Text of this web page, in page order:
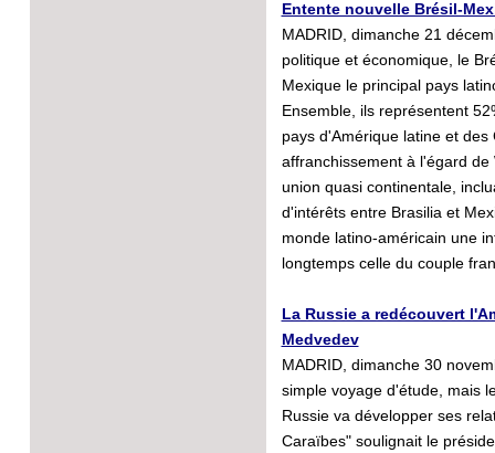
Entente nouvelle Brésil-
MADRID, dimanche 21
politique et économique, le
Mexique le principal pays
Ensemble, ils représentent
pays d'Amérique latine et
affranchissement à l'égard
union quasi continentale,
d'intérêts entre Brasilia et
monde latino-américain une
longtemps celle du couple
La Russie a redécouvert
Medvedev
MADRID, dimanche 30
simple voyage d'étude, mais
Russie va développer ses
Caraïbes" soulignait le